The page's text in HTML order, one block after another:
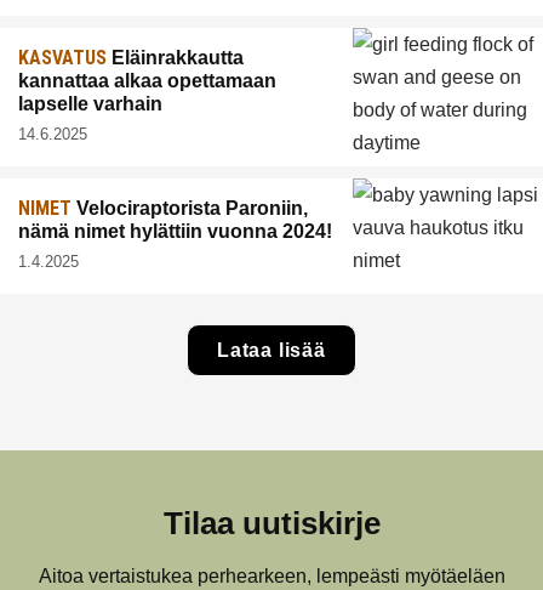
KASVATUS Eläinrakkautta
kannattaa alkaa opettamaan
lapselle varhain
14.6.2025
NIMET Velociraptorista Paroniin,
nämä nimet hylättiin vuonna 2024!
1.4.2025
Lataa lisää
Tilaa uutiskirje
Aitoa vertaistukea perhearkeen, lempeästi myötäeläen